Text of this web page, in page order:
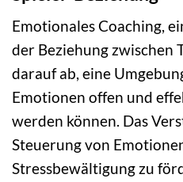
Emotionales Coaching,
der Beziehung zwischen
darauf ab, eine
Emotionen offen und
werden können. Das
Steuerung von
Stressbewältigung zu